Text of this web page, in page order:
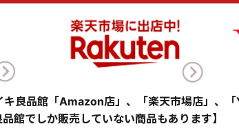
キ良品館「Amazon店」、「楽天市場店」、
館でしか販売していない商品もあります】